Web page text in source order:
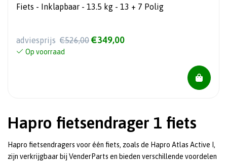
Fiets - Inklapbaar - 13.5 kg - 13 + 7 Polig
adviesprijs €526,00 €349,00
Op voorraad
Hapro fietsendrager 1 fiets
Hapro fietsendragers voor één fiets, zoals de Hapro Atlas Active I,
zijn verkrijgbaar bij VenderParts en bieden verschillende voordelen